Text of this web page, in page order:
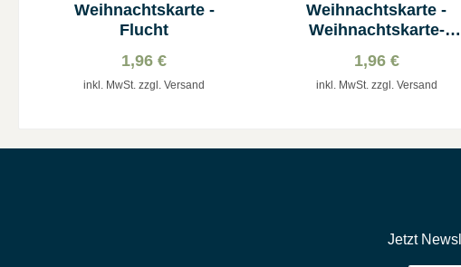
Weihnachtskarte -
Flucht
1,96 €
inkl. MwSt. zzgl. Versand
Weihnachtskarte -
Weihnachtskarte-
1,96 €
inkl. MwSt. zzgl. Versand
Jetzt